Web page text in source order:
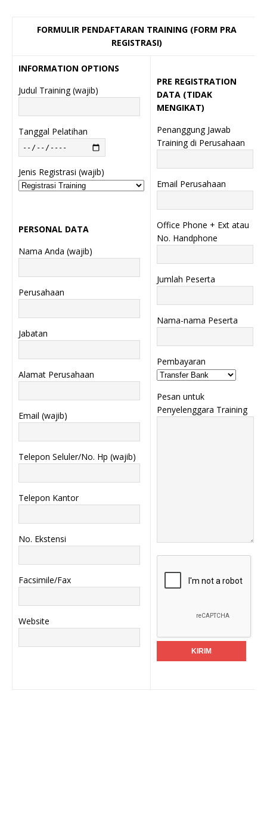
FORMULIR PENDAFTARAN TRAINING (FORM PRA
REGISTRASI)
INFORMATION OPTIONS
Judul Training (wajib)
Tanggal Pelatihan
Jenis Registrasi (wajib)
PERSONAL DATA
Nama Anda (wajib)
Perusahaan
Jabatan
Alamat Perusahaan
Email (wajib)
Telepon Seluler/No. Hp (wajib)
Telepon Kantor
No. Ekstensi
Facsimile/Fax
Website
PRE REGISTRATION
DATA (TIDAK
MENGIKAT)
Penanggung Jawab
Training di Perusahaan
Email Perusahaan
Office Phone + Ext atau
No. Handphone
Jumlah Peserta
Nama-nama Peserta
Pembayaran
Pesan untuk
Penyelenggara Training